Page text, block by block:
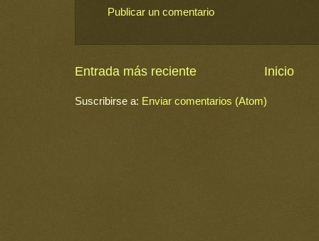
Publicar un comentario
Entrada más reciente Inicio
Suscribirse a: Enviar comentarios (Atom)